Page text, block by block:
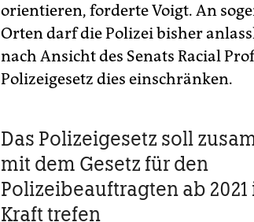
orientieren, forderte Voigt. An
Orten darf die Polizei bisher
nach Ansicht des Senats Racial
Polizeigesetz dies einschränken.
Das Polizeigesetz soll
mit dem Gesetz für den
Polizeibeauftragten ab 2021
Kraft trefen